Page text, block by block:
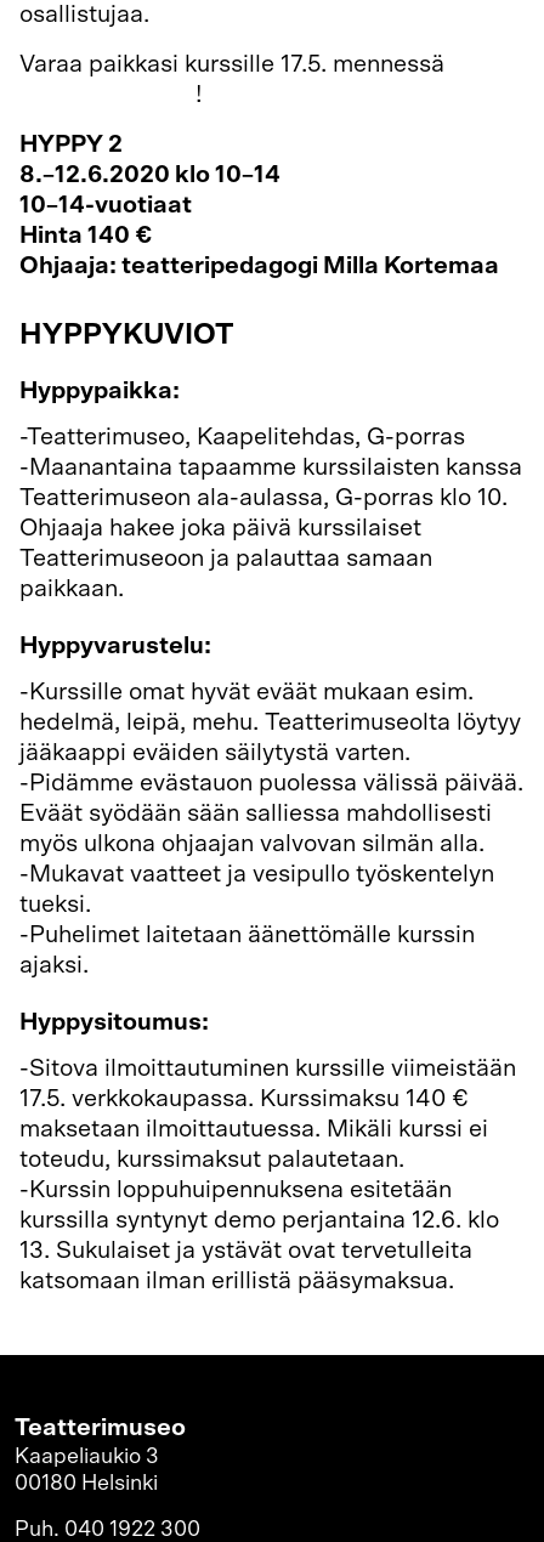
osallistujaa.
Varaa paikkasi kurssille 17.5. mennessä
!
HYPPY 2
8.–12.6.2020 klo 10–14
10–14-vuotiaat
Hinta 140 €
Ohjaaja: teatteripedagogi Milla Kortemaa
HYPPYKUVIOT
Hyppypaikka:
-Teatterimuseo, Kaapelitehdas, G-porras
-Maanantaina tapaamme kurssilaisten kanssa
Teatterimuseon ala-aulassa, G-porras klo 10.
Ohjaaja hakee joka päivä kurssilaiset
Teatterimuseoon ja palauttaa samaan
paikkaan.
Hyppyvarustelu:
-Kurssille omat hyvät eväät mukaan esim.
hedelmä, leipä, mehu. Teatterimuseolta löytyy
jääkaappi eväiden säilytystä varten.
-Pidämme evästauon puolessa välissä päivää.
Eväät syödään sään salliessa mahdollisesti
myös ulkona ohjaajan valvovan silmän alla.
-Mukavat vaatteet ja vesipullo työskentelyn
tueksi.
-Puhelimet laitetaan äänettömälle kurssin
ajaksi.
Hyppysitoumus:
-Sitova ilmoittautuminen kurssille viimeistään
17.5. verkkokaupassa. Kurssimaksu 140 €
maksetaan ilmoittautuessa. Mikäli kurssi ei
toteudu, kurssimaksut palautetaan.
-Kurssin loppuhuipennuksena esitetään
kurssilla syntynyt demo perjantaina 12.6. klo
13. Sukulaiset ja ystävät ovat tervetulleita
katsomaan ilman erillistä pääsymaksua.
Teatterimuseo
Kaapeliaukio 3
00180 Helsinki
Puh. 040 1922 300